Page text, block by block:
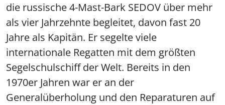
die russische 4-Mast-Bark SEDOV über mehr
als vier Jahrzehnte begleitet, davon fast 20
Jahre als Kapitän. Er segelte viele
internationale Regatten mit dem größten
Segelschulschiff der Welt. Bereits in den
1970er Jahren war er an der
Generalüberholung und den Reparaturen auf